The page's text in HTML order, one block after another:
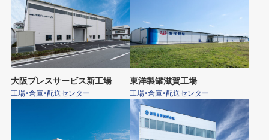
大阪プレスサービス新工場
工場・倉庫・配送センター
東洋製罐滋賀工場
工場・倉庫・配送センター